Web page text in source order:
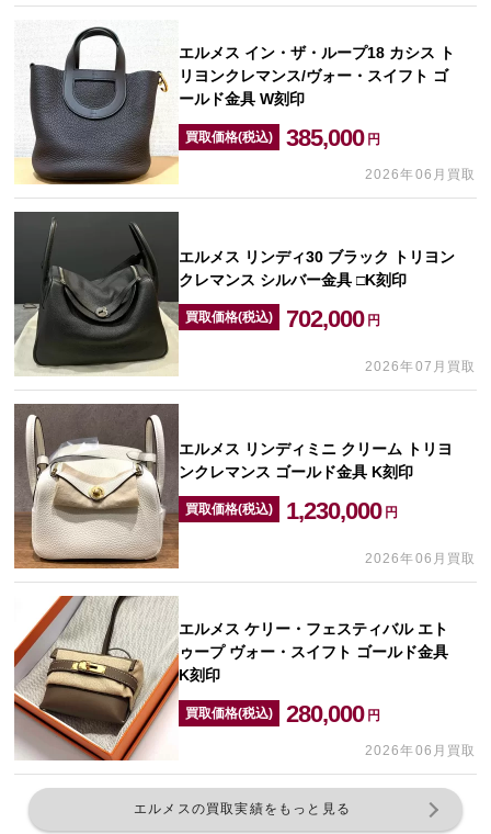
エルメス イン・ザ・ループ18 カシス ト
リヨンクレマンス/ヴォー・スイフト ゴ
ールド金具 W刻印
買取価格(税込) 385,000 円
2026年06月買取
エルメス リンディ30 ブラック トリヨン
クレマンス シルバー金具 □K刻印
買取価格(税込) 702,000 円
2026年07月買取
エルメス リンディミニ クリーム トリヨ
ンクレマンス ゴールド金具 K刻印
買取価格(税込) 1,230,000 円
2026年06月買取
エルメス ケリー・フェスティバル エト
ゥープ ヴォー・スイフト ゴールド金具
K刻印
買取価格(税込) 280,000 円
2026年06月買取
エルメスの買取実績をもっと見る